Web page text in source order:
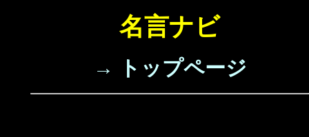
名言ナビ
→ トップページ